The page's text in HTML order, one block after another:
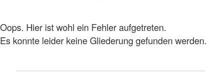
Oops. Hier ist wohl ein Fehler aufgetreten.
Es konnte leider keine Gliederung gefunden werden.